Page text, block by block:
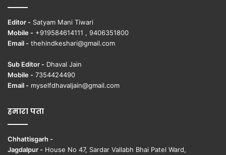
Editor - Satyam Mani Tiwari
Mobile - +919584614111 , 9406351800
Email - thehindkeshari@gmail.com
Sub Editor - Dhaval Jain
Mobile - 7354424490
Email - myselfdhavaljain@gmail.com
हमारा पता
Chhattisgarh -
Jagdalpur - House No 47, Sardar Vallabh Bhai Patel Ward,